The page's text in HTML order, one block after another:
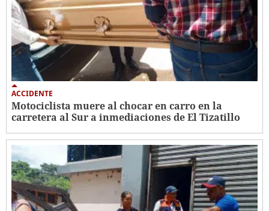
ACCIDENTE
Motociclista muere al chocar en carro en la
carretera al Sur a inmediaciones de El Tizatillo